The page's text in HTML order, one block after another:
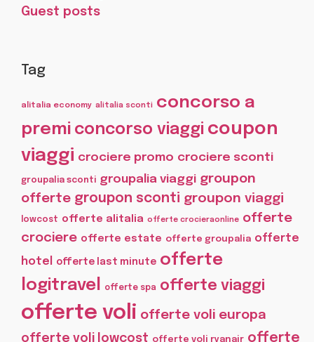
Guest posts
Tag
alitalia economy alitalia sconti concorso a
premi concorso viaggi coupon
viaggi crociere promo crociere sconti
groupalia sconti groupalia viaggi groupon
offerte groupon sconti groupon viaggi
lowcost offerte alitalia offerte crocieraonline offerte
crociere offerte estate offerte groupalia offerte
hotel
offerte last minute offerte
logitravel
offerte spa offerte viaggi
offerte voli offerte voli europa
offerte voli lowcost offerte voli ryanair offerte